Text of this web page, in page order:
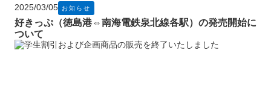
2025/03/05 お知らせ
好きっぷ（徳島港⇔南海電鉄泉北線各駅）の発売開始に
ついて